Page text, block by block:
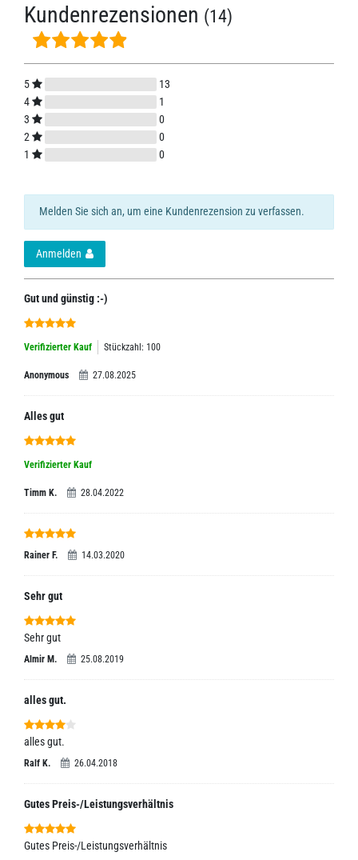
Kundenrezensionen (14)
5
13
4
1
3
0
2
0
1
0
Melden Sie sich an, um eine Kundenrezension zu verfassen.
Anmelden
Gut und günstig :-)
Verifizierter Kauf Stückzahl: 100
Anonymous 27.08.2025
Alles gut
Verifizierter Kauf
Timm K. 28.04.2022
Rainer F. 14.03.2020
Sehr gut
Sehr gut
Almir M. 25.08.2019
alles gut.
alles gut.
Ralf K. 26.04.2018
Gutes Preis-/Leistungsverhältnis
Gutes Preis-/Leistungsverhältnis